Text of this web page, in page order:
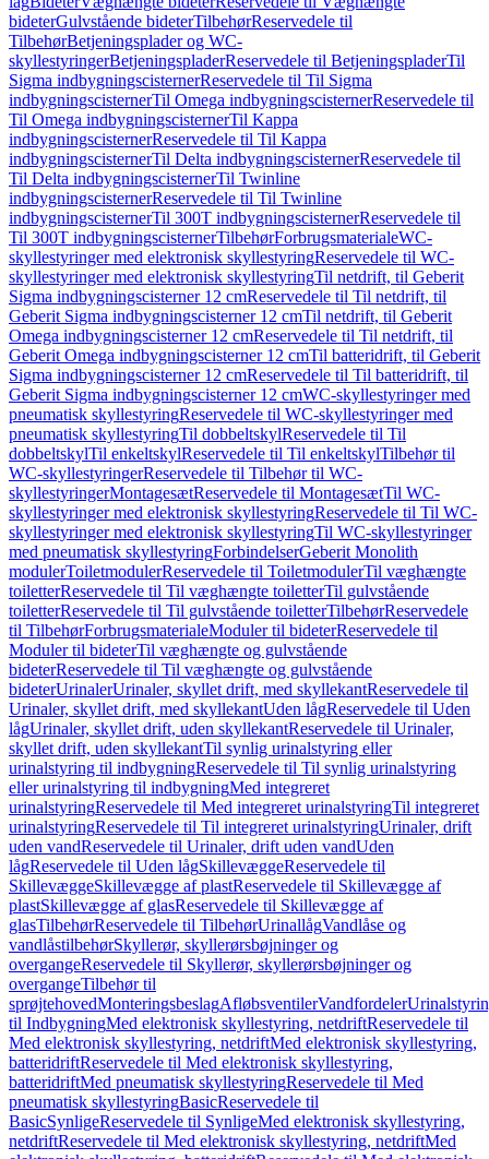
bideterGulvstående bideterTilbehørReservedele til
TilbehørBetjeningsplader og WC-
skyllestyringerBetjeningspladerReservedele til BetjeningspladerTil
Sigma indbygningscisternerReservedele til Til Sigma
indbygningscisternerTil Omega indbygningscisternerReservedele til
Til Omega indbygningscisternerTil Kappa
indbygningscisternerReservedele til Til Kappa
indbygningscisternerTil Delta indbygningscisternerReservedele til
Til Delta indbygningscisternerTil Twinline
indbygningscisternerReservedele til Til Twinline
indbygningscisternerTil 300T indbygningscisternerReservedele til
Til 300T indbygningscisternerTilbehørForbrugsmaterialeWC-
skyllestyringer med elektronisk skyllestyringReservedele til WC-
skyllestyringer med elektronisk skyllestyringTil netdrift, til Geberit
Sigma indbygningscisterner 12 cmReservedele til Til netdrift, til
Geberit Sigma indbygningscisterner 12 cmTil netdrift, til Geberit
Omega indbygningscisterner 12 cmReservedele til Til netdrift, til
Geberit Omega indbygningscisterner 12 cmTil batteridrift, til Geberit
Sigma indbygningscisterner 12 cmReservedele til Til batteridrift, til
Geberit Sigma indbygningscisterner 12 cmWC-skyllestyringer med
pneumatisk skyllestyringReservedele til WC-skyllestyringer med
pneumatisk skyllestyringTil dobbeltskylReservedele til Til
dobbeltskylTil enkeltskylReservedele til Til enkeltskylTilbehør til
WC-skyllestyringerReservedele til Tilbehør til WC-
skyllestyringerMontagesætReservedele til MontagesætTil WC-
skyllestyringer med elektronisk skyllestyringReservedele til Til WC-
skyllestyringer med elektronisk skyllestyringTil WC-skyllestyringer
med pneumatisk skyllestyringForbindelserGeberit Monolith
modulerToiletmodulerReservedele til ToiletmodulerTil væghængte
toiletterReservedele til Til væghængte toiletterTil gulvstående
toiletterReservedele til Til gulvstående toiletterTilbehørReservedele
til TilbehørForbrugsmaterialeModuler til bideterReservedele til
Moduler til bideterTil væghængte og gulvstående
bideterReservedele til Til væghængte og gulvstående
bideterUrinalerUrinaler, skyllet drift, med skyllekantReservedele til
Urinaler, skyllet drift, med skyllekantUden lågReservedele til Uden
lågUrinaler, skyllet drift, uden skyllekantReservedele til Urinaler,
skyllet drift, uden skyllekantTil synlig urinalstyring eller
urinalstyring til indbygningReservedele til Til synlig urinalstyring
eller urinalstyring til indbygningMed integreret
urinalstyringReservedele til Med integreret urinalstyringTil integreret
urinalstyringReservedele til Til integreret urinalstyringUrinaler, drift
uden vandReservedele til Urinaler, drift uden vandUden
lågReservedele til Uden lågSkillevæggeReservedele til
SkillevæggeSkillevægge af plastReservedele til Skillevægge af
plastSkillevægge af glasReservedele til Skillevægge af
glasTilbehørReservedele til TilbehørUrinallågVandlåse og
vandlåstilbehørSkyllerør, skyllerørsbøjninger og
overgangeReservedele til Skyllerør, skyllerørsbøjninger og
overgangeTilbehør til
sprøjtehovedMonteringsbeslagAfløbsventilerVandfordeler
til IndbygningMed elektronisk skyllestyring, netdriftReservedele til
Med elektronisk skyllestyring, netdriftMed elektronisk skyllestyring,
batteridriftReservedele til Med elektronisk skyllestyring,
batteridriftMed pneumatisk skyllestyringReservedele til Med
pneumatisk skyllestyringBasicReservedele til
BasicSynligeReservedele til SynligeMed elektronisk skyllestyring,
netdriftReservedele til Med elektronisk skyllestyring, netdriftMed